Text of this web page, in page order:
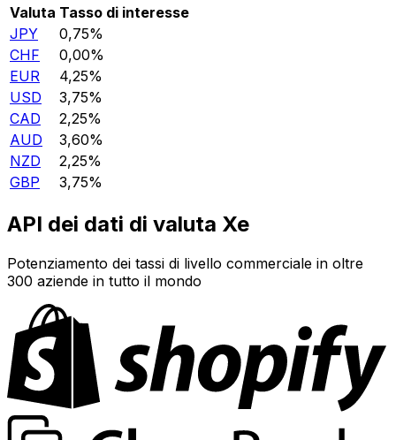
Valuta Tasso di interesse
JPY
0,75%
CHF
0,00%
EUR
4,25%
USD
3,75%
CAD
2,25%
AUD
3,60%
NZD
2,25%
GBP
3,75%
API dei dati di valuta Xe
Potenziamento dei tassi di livello commerciale in oltre
300 aziende in tutto il mondo